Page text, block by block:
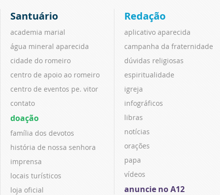
Santuário
academia marial
água mineral aparecida
cidade do romeiro
centro de apoio ao romeiro
centro de eventos pe. vitor
contato
doação
família dos devotos
história de nossa senhora
imprensa
locais turísticos
loja oficial
Redação
aplicativo aparecida
campanha da fraternidade
dúvidas religiosas
espiritualidade
igreja
infográficos
libras
notícias
orações
papa
vídeos
anuncie no A12